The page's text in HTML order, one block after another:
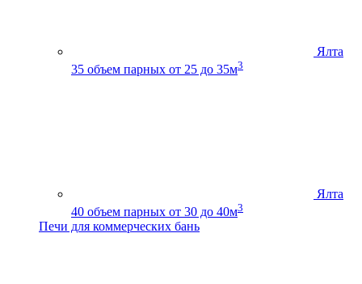
Ялта
35 объем парных от 25 до 35м3
Ялта
40 объем парных от 30 до 40м3
Печи для коммерческих бань